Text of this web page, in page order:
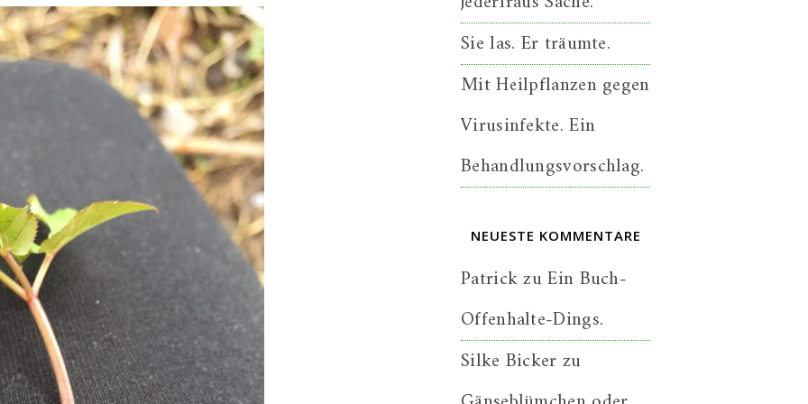
Sie las. Er träumte.
Mit Heilpflanzen gegen
Virusinfekte. Ein
Behandlungsvorschlag.
NEUESTE KOMMENTARE
PatrickzuEin Buch-
Offenhalte-Dings.
Silke Bickerzu